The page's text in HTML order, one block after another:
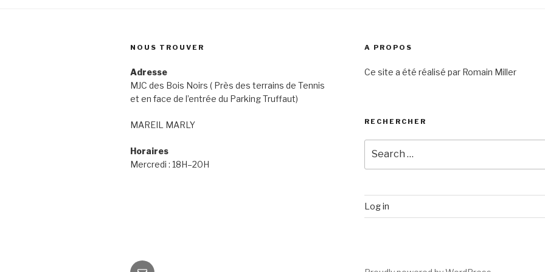
NOUS TROUVER
Adresse
MJC des Bois Noirs ( Près des terrains de Tennis
et en face de l’entrée du Parking Truffaut)
MAREIL MARLY
Horaires
Mercredi : 18H–20H
A PROPOS
Ce site a été réalisé par Romain Miller
RECHERCHER
for:
Log in
Email